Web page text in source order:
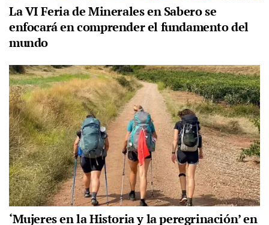
La VI Feria de Minerales en Sabero se
enfocará en comprender el fundamento del
mundo
‘Mujeres en la Historia y la peregrinación’ en